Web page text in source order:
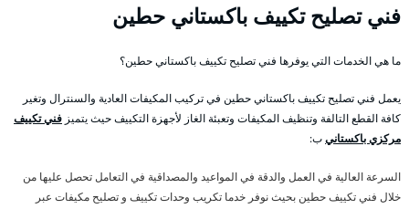
فني تصليح تكييف باكستاني حطين
ما هي الخدمات التي يوفرها فني تصليح تكييف باكستاني حطين؟
يعمل فني تصليح تكييف باكستاني حطين في تركيب المكيفات العادية والسنترال وتغير
كافة القطع التالفة وتنظيف المكيفات وتعبئة الغاز لأجهزة التكييف حيث يتميز فني تكييف
مركزي باكستانيب:
السرعة العالية في العمل والدقة في المواعيد والمصداقية في التعامل تحصل عليها من
خلال فني تكييف حطين بحيث نوفر خدما تكريب وحدات تكييف و تصليح مكيفات عبر